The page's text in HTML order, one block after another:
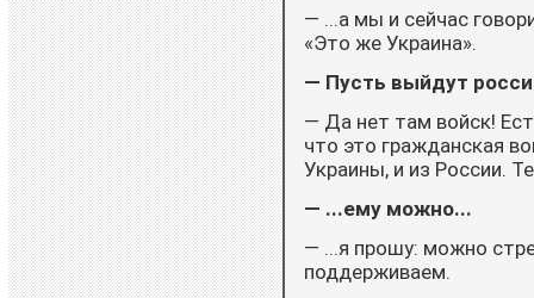
— ...а мы и сейчас
«Это же Украина».
— Пусть выйдут
— Да нет там войск!
что это гражданская
Украины, и из России.
— ...ему можно...
— ...я прошу: можно
поддерживаем.